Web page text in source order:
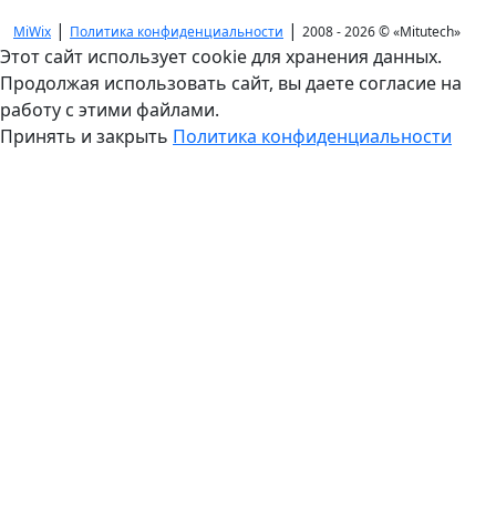
MiWix | Политика конфиденциальности | 2008 - 2026 ©«Mitutech»
Этот сайт использует cookie для хранения данных.
Продолжая использовать сайт, вы даете согласие на
работу с этими файлами.
Принять и закрыть Политика конфиденциальности